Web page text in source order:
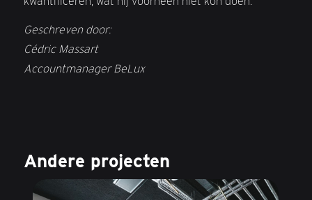
Geschreven door:
Cédric Massart
Accountmanager BeLux
Andere projecten